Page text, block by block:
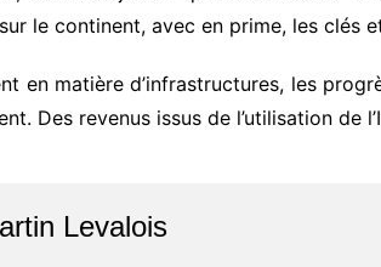
le continent, avec en prime, les
en matière d’infrastructures, les
Des revenus issus de l’utilisation de
Levalois